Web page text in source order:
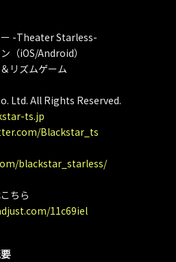
-Theater Starless-
iOS/Android）
リズムゲーム
Ltd. All Rights Reserved.
ts.jp
Blackstar_ts
blackstar_starless/
ちら
11c69iel